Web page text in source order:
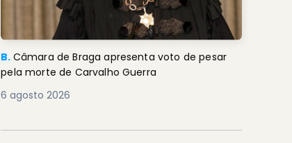
B. Câmara de Braga apresenta voto de pesar
pela morte de Carvalho Guerra
6 agosto 2026